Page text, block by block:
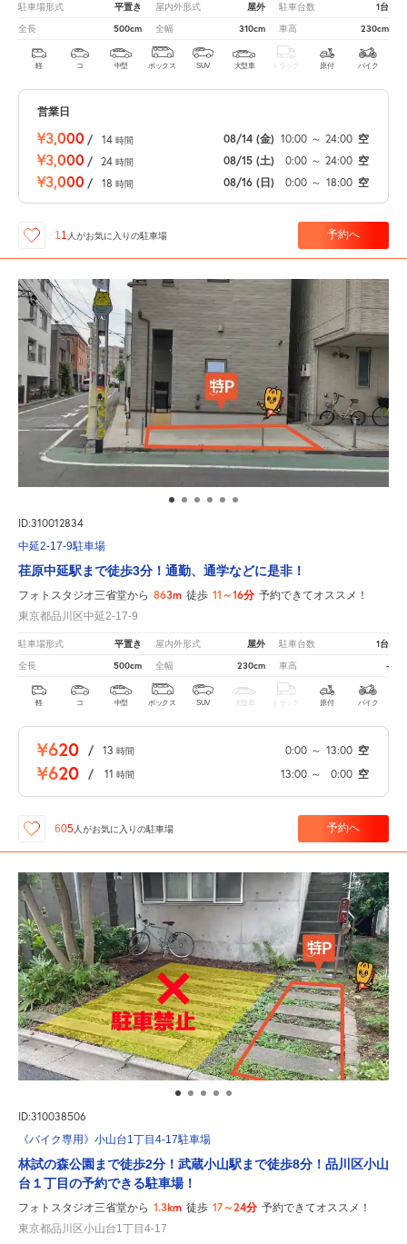
駐車場形式 平置き 屋内外形式 屋外 駐車台数 1台
全長 500cm 全幅 310cm 車高 230cm
軽 コ 中型 ボックス SUV 大型車 トラック 原付 バイク
営業日
¥3,000 / 14 時間 08/14 (金) 10:00 ～ 24:00 空
¥3,000 / 24 時間 08/15 (土) 0:00 ～ 24:00 空
¥3,000 / 18 時間 08/16 (日) 0:00 ～ 18:00 空
11 人がお気に入りの駐車場 予約へ
ID:310012834
中延2-17-9駐車場
荏原中延駅まで徒歩3分！通勤、通学などに是非！
フォトスタジオ三省堂から 863m 徒歩 11～16分 予約できてオススメ！
東京都品川区中延2-17-9
駐車場形式 平置き 屋内外形式 屋外 駐車台数 1台
全長 500cm 全幅 230cm 車高 -
軽 コ 中型 ボックス SUV 大型車 トラック 原付 バイク
¥620 / 13 時間 0:00 ～ 13:00 空
¥620 / 11 時間 13:00 ～ 0:00 空
605 人がお気に入りの駐車場 予約へ
ID:310038506
《バイク専用》小山台1丁目4-17駐車場
林試の森公園まで徒歩2分！武蔵小山駅まで徒歩8分！品川区小山
台１丁目の予約できる駐車場！
フォトスタジオ三省堂から 1.3km 徒歩 17～24分 予約できてオススメ！
東京都品川区小山台1丁目4-17